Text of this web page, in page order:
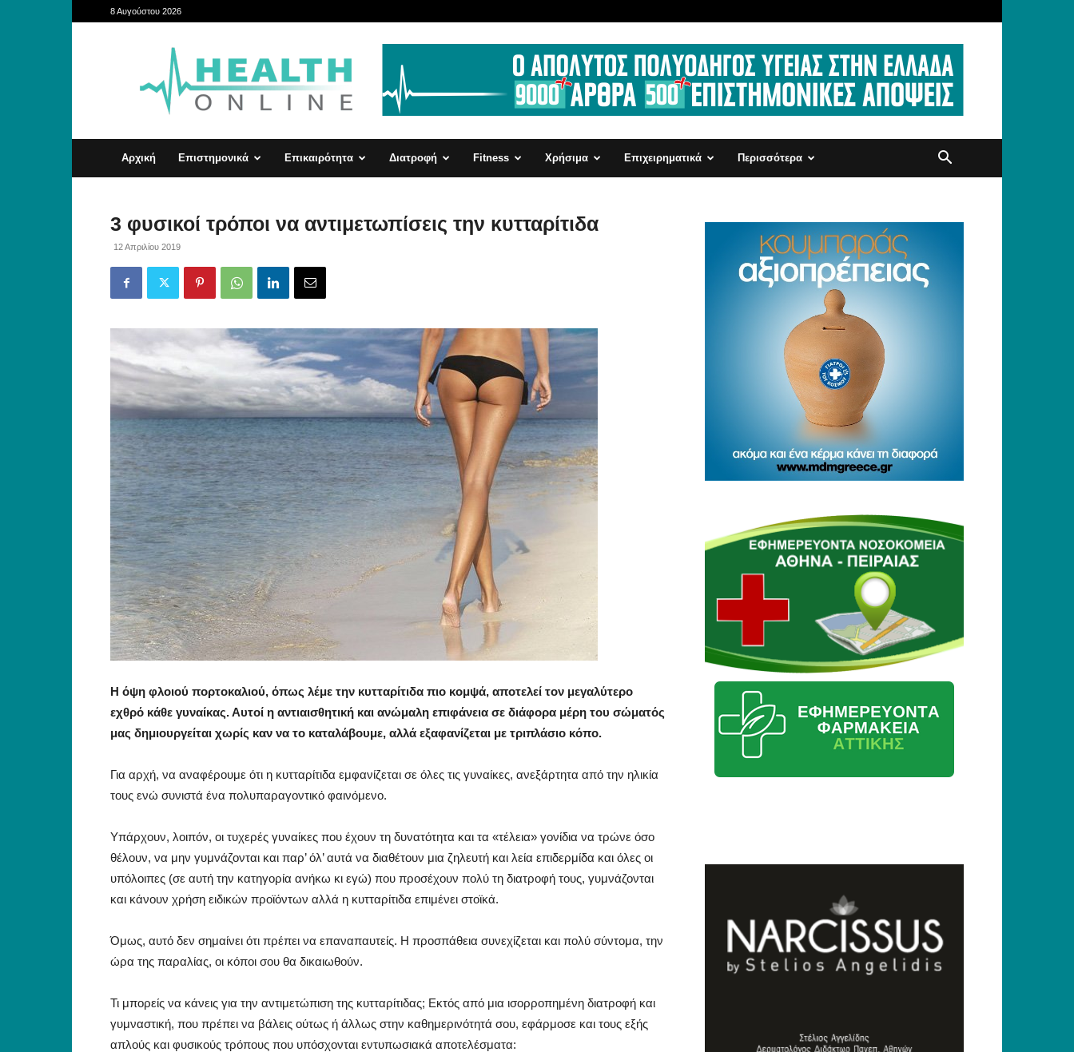
8 Αυγούστου 2026
HealthOnline
Αρχική Επιστημονικά Επικαιρότητα Διατροφή Fitness Χρήσιμα Επιχειρηματικά Περισσότερα
3 φυσικοί τρόποι να αντιμετωπίσεις την κυτταρίτιδα
12 Απριλίου 2019
Η όψη φλοιού πορτοκαλιού, όπως λέμε την κυτταρίτιδα πιο κομψά, αποτελεί τον μεγαλύτερο
εχθρό κάθε γυναίκας. Αυτοί η αντιαισθητική και ανώμαλη επιφάνεια σε διάφορα μέρη του σώματός
μας δημιουργείται χωρίς καν να το καταλάβουμε, αλλά εξαφανίζεται με τριπλάσιο κόπο.
Για αρχή, να αναφέρουμε ότι η κυτταρίτιδα εμφανίζεται σε όλες τις γυναίκες, ανεξάρτητα από την ηλικία
τους ενώ συνιστά ένα πολυπαραγοντικό φαινόμενο.
Υπάρχουν, λοιπόν, οι τυχερές γυναίκες που έχουν τη δυνατότητα και τα «τέλεια» γονίδια να τρώνε όσο
θέλουν, να μην γυμνάζονται και παρ’ όλ’ αυτά να διαθέτουν μια ζηλευτή και λεία επιδερμίδα και όλες οι
υπόλοιπες (σε αυτή την κατηγορία ανήκω κι εγώ) που προσέχουν πολύ τη διατροφή τους, γυμνάζονται
και κάνουν χρήση ειδικών προϊόντων αλλά η κυτταρίτιδα επιμένει στοϊκά.
Όμως, αυτό δεν σημαίνει ότι πρέπει να επαναπαυτείς. Η προσπάθεια συνεχίζεται και πολύ σύντομα, την
ώρα της παραλίας, οι κόποι σου θα δικαιωθούν.
Τι μπορείς να κάνεις για την αντιμετώπιση της κυτταρίτιδας; Εκτός από μια ισορροπημένη διατροφή και
γυμναστική, που πρέπει να βάλεις ούτως ή άλλως στην καθημερινότητά σου, εφάρμοσε και τους εξής
απλούς και φυσικούς τρόπους που υπόσχονται εντυπωσιακά αποτελέσματα: